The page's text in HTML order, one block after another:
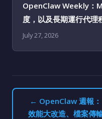
OpenClaw Weekly：
度，以及長期運行代理
July 27, 2026
← OpenClaw 週報：
效能大改造、檔案傳